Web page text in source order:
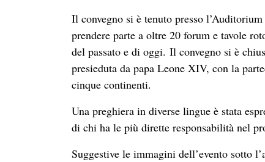
Il convegno si è tenuto presso
prendere parte a oltre 20 forum e tavole
del passato e di oggi. Il convegno si è
presieduta da papa Leone XIV, con la
cinque continenti.
Una preghiera in diverse lingue è stata
di chi ha le più dirette responsabilità nel
Suggestive le immagini dell’evento sotto